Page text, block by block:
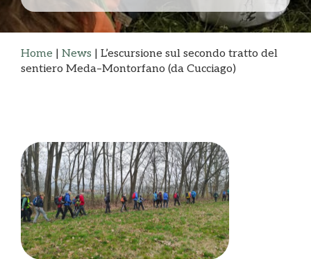
Home | News | L’escursione sul secondo tratto del
sentiero Meda–Montorfano (da Cucciago)